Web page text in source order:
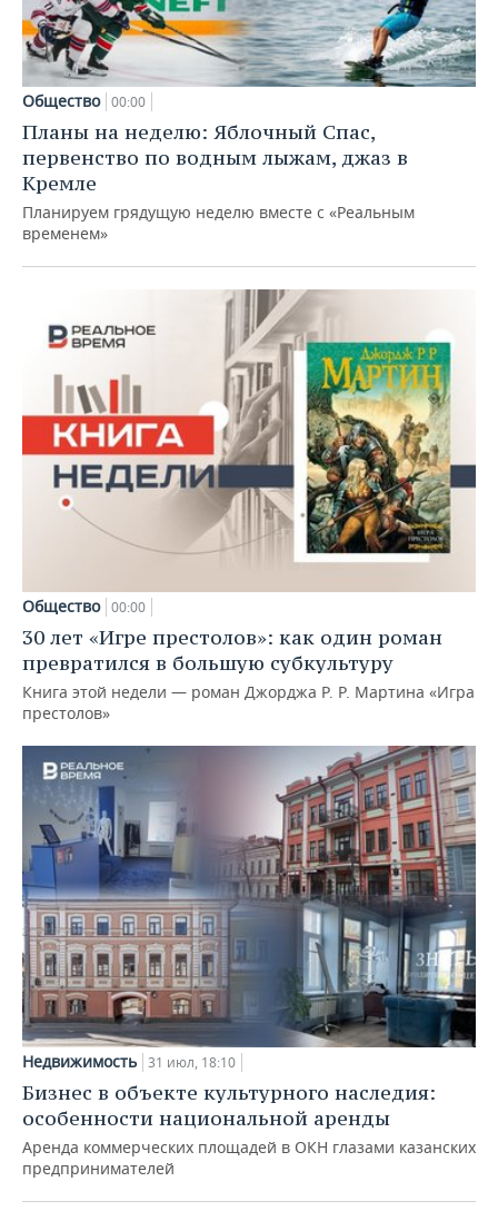
Общество 00:00
Планы на неделю: Яблочный Спас,
первенство по водным лыжам, джаз в
Кремле
Планируем грядущую неделю вместе с «Реальным
временем»
Общество 00:00
30 лет «Игре престолов»: как один роман
превратился в большую субкультуру
Книга этой недели — роман Джорджа Р. Р. Мартина «Игра
престолов»
Недвижимость 31 июл, 18:10
Бизнес в объекте культурного наследия:
особенности национальной аренды
Аренда коммерческих площадей в ОКН глазами казанских
предпринимателей